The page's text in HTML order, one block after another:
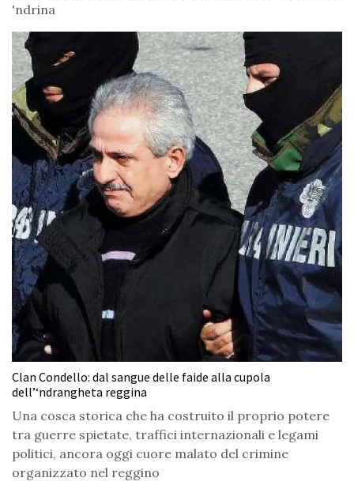
'ndrina
Clan Condello: dal sangue delle faide alla cupola
dell’‘ndrangheta reggina
Una cosca storica che ha costruito il proprio potere
tra guerre spietate, traffici internazionali e legami
politici, ancora oggi cuore malato del crimine
organizzato nel reggino